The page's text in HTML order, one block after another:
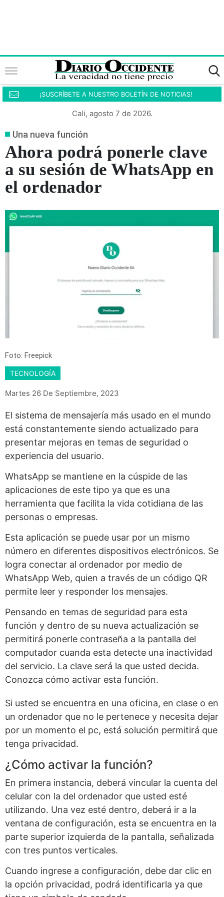
¡SUSCRÍBETE A NUESTRO BOLETÍN DE NOTICIAS!
Cali, agosto 7 de 2026.
Una nueva función
Ahora podrá ponerle clave
a su sesión de WhatsApp en
el ordenador
Foto: Freepick
TECNOLOGÍA
Martes 26 De Septiembre, 2023
El sistema de mensajería más usado en el mundo
está constantemente siendo actualizado para
presentar mejoras en temas de seguridad o
experiencia del usuario.
WhatsApp se mantiene en la cúspide de las
aplicaciones de este tipo ya que es una
herramienta que facilita la vida cotidiana de las
personas o empresas.
Esta aplicación se puede usar por un mismo
número en diferentes dispositivos electrónicos. Se
logra conectar al ordenador por medio de
WhatsApp Web, quien a través de un código QR
permite leer y responder los mensajes.
Pensando en temas de seguridad para esta
función y dentro de su nueva actualización se
permitirá ponerle contraseña a la pantalla del
computador cuanda esta detecte una inactividad
del servicio. La clave será la que usted decida.
Conozca cómo activar esta función.
Si usted se encuentra en una oficina, en clase o en
un ordenador que no le pertenece y necesita dejar
por un momento el pc, está solución permitirá que
tenga privacidad.
¿Cómo activar la función?
En primera instancia, deberá vincular la cuenta del
celular con la del ordenador que usted esté
utilizando. Una vez esté dentro, deberá ir a la
ventana de configuración, esta se encuentra en la
parte superior izquierda de la pantalla, señalizada
con tres puntos verticales.
Cuando ingrese a configuración, debe dar clic en
la opción privacidad, podrá identificarla ya que